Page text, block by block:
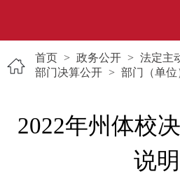
首页 > 政务公开 > 法定主
部门决算公开 > 部门（单
2022年州体校
说明